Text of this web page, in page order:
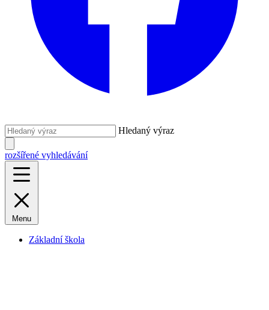
Hledaný výraz
rozšířené vyhledávání
Menu
Základní škola